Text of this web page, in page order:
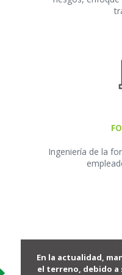
Ingeniería de la
En la actualidad,
el terreno, debido a